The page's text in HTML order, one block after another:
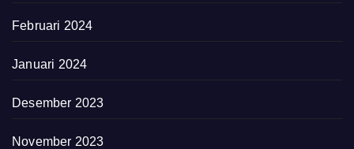
Februari 2024
Januari 2024
Desember 2023
November 2023